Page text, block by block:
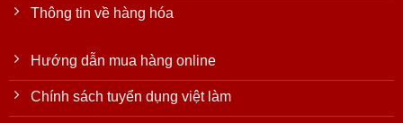
Thông tin về hàng hóa
Hướng dẫn mua hàng online
Chính sách tuyển dụng việt làm